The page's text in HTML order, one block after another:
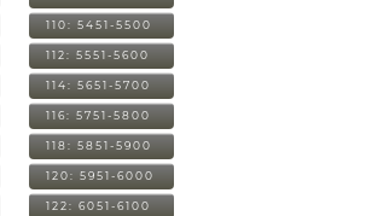
110: 5451-5500
112: 5551-5600
114: 5651-5700
116: 5751-5800
118: 5851-5900
120: 5951-6000
122: 6051-6100